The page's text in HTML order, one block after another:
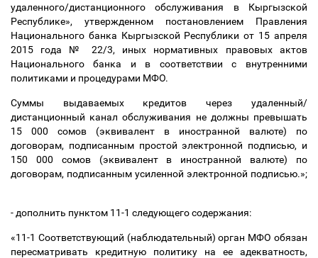
удаленного/дистанционного обслуживания в Кыргызской
Республике», утвержденном постановлением Правления
Национального банка Кыргызской Республики от 15 апреля
2015 года № 22/3, иных нормативных правовых актов
Национального банка и в соответствии с внутренними
политиками и процедурами МФО.
Суммы выдаваемых кредитов через удаленный/
дистанционный канал обслуживания не должны превышать
15 000 сомов (эквивалент в иностранной валюте) по
договорам, подписанным простой электронной подписью, и
150 000 сомов (эквивалент в иностранной валюте) по
договорам, подписанным усиленной электронной подписью.»;
- дополнить пунктом 11-1 следующего содержания:
«11-1 Соответствующий (наблюдательный) орган МФО обязан
пересматривать кредитную политику на ее адекватность,